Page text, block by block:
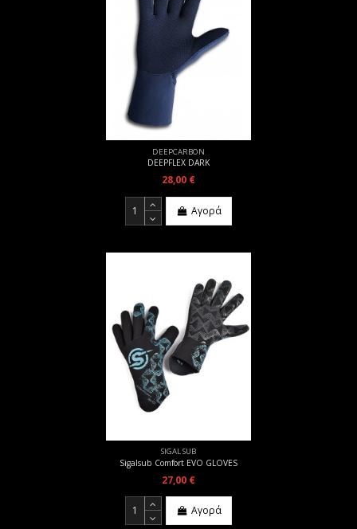
DEEPCARBON
DEEPFLEX DARK
28,00 €
Αγορά
SIGAL SUB
Sigalsub Comfort EVO GLOVES
27,00 €
Αγορά